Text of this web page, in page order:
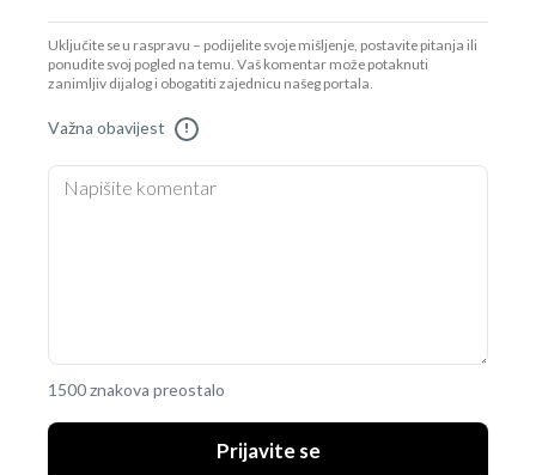
Uključite se u raspravu – podijelite svoje mišljenje, postavite pitanja ili
ponudite svoj pogled na temu. Vaš komentar može potaknuti
zanimljiv dijalog i obogatiti zajednicu našeg portala.
Važna obavijest !
1500 znakova preostalo
Prijavite se